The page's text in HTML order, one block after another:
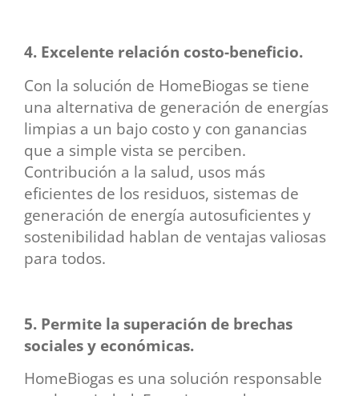
4. Excelente relación costo-beneficio.
Con la solución de HomeBiogas se tiene
una alternativa de generación de energías
limpias a un bajo costo y con ganancias
que a simple vista se perciben.
Contribución a la salud, usos más
eficientes de los residuos, sistemas de
generación de energía autosuficientes y
sostenibilidad hablan de ventajas valiosas
para todos.
5. Permite la superación de brechas
sociales y económicas.
HomeBiogas es una solución responsable